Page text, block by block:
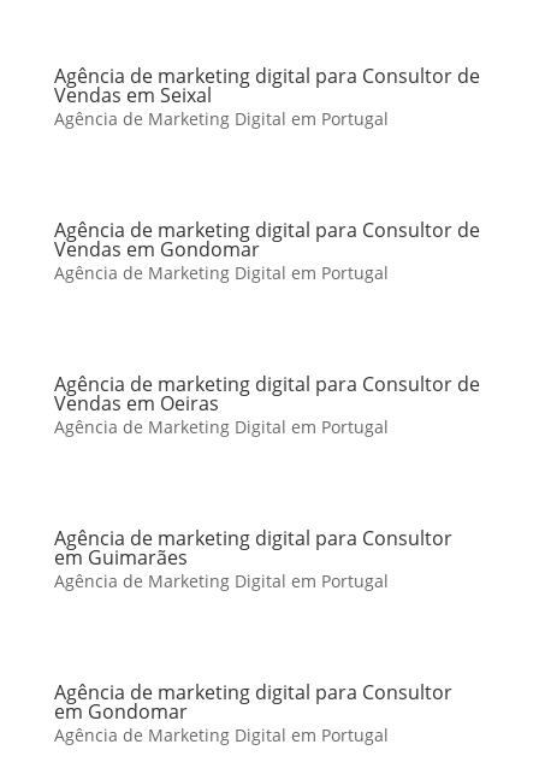
Agência de marketing digital para Consultor de
Vendas em Seixal
Agência de Marketing Digital em Portugal
Agência de marketing digital para Consultor de
Vendas em Gondomar
Agência de Marketing Digital em Portugal
Agência de marketing digital para Consultor de
Vendas em Oeiras
Agência de Marketing Digital em Portugal
Agência de marketing digital para Consultor
em Guimarães
Agência de Marketing Digital em Portugal
Agência de marketing digital para Consultor
em Gondomar
Agência de Marketing Digital em Portugal